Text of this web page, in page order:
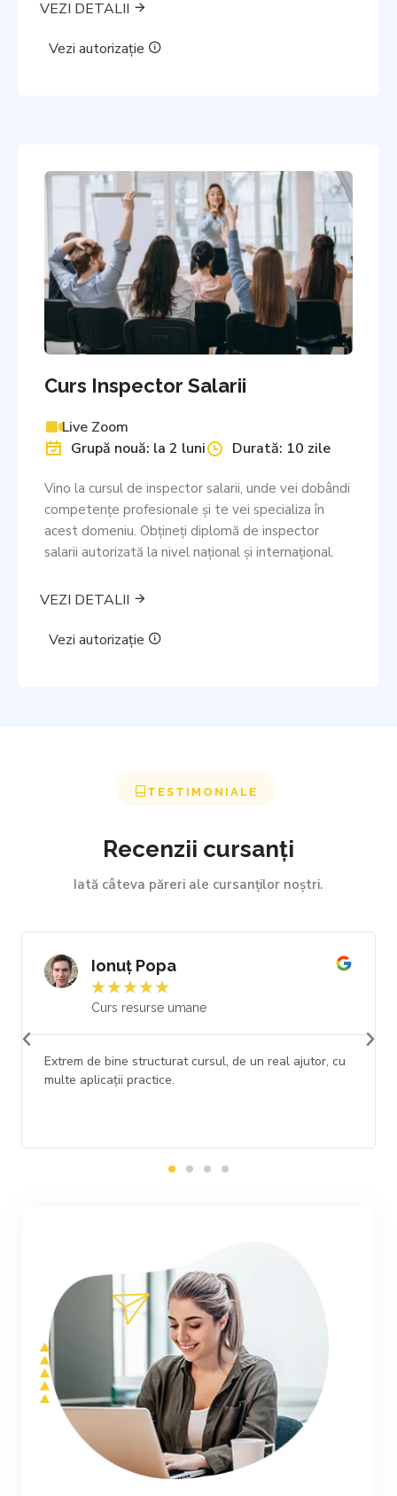
VEZI DETALII
Vezi autorizație
Curs Inspector Salarii
Live Zoom
Grupă nouă: la 2 luni
Durată: 10 zile
Vino la cursul de inspector salarii, unde vei dobândi
competențe profesionale și te vei specializa în
acest domeniu. Obţineţi diplomă de inspector
salarii autorizată la nivel național și internațional.
VEZI DETALII
Vezi autorizație
TESTIMONIALE
Recenzii cursanți
Iată câteva păreri ale cursanților noștri.
Ionuț Popa
★★★★★
Curs resurse umane
Extrem de bine structurat cursul, de un real ajutor, cu
multe aplicații practice.